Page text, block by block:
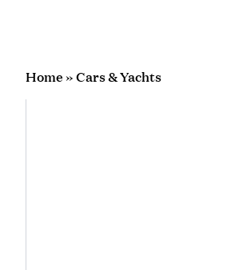
Home»Cars & Yachts